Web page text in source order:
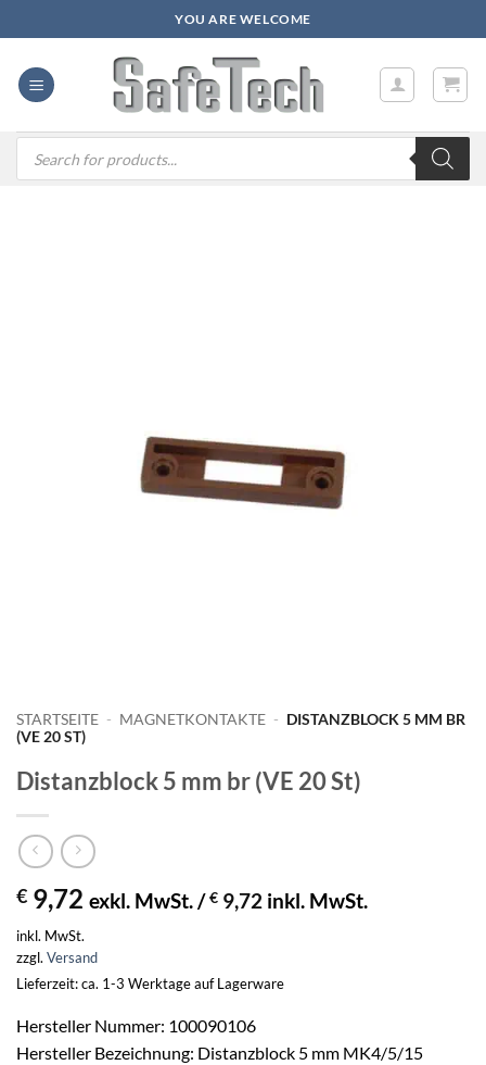
Inhalt
springen
YOU ARE WELCOME
Products
search
STARTSEITE - MAGNETKONTAKTE - DISTANZBLOCK 5 MM BR
(VE 20 ST)
Distanzblock 5 mm br (VE 20 St)
€ 9,72 exkl. MwSt. /€ 9,72 inkl. MwSt.
inkl. MwSt.
zzgl. Versand
Lieferzeit: ca. 1-3 Werktage auf Lagerware
Hersteller Nummer: 100090106
Hersteller Bezeichnung: Distanzblock 5 mm MK4/5/15